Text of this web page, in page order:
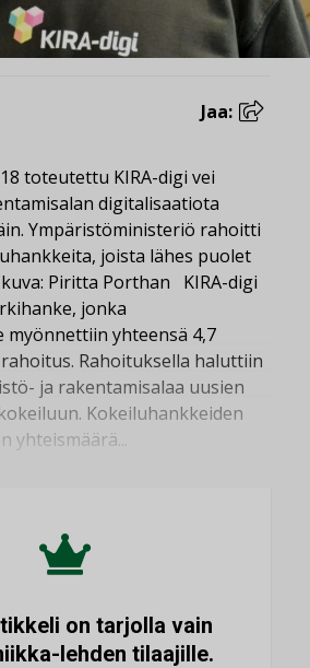
Jaa:
toteutettu KIRA-digi vei
digitalisaatiota
Ympäristöministeriö rahoitti
joista lähes puolet
Piritta Porthan KIRA-digi
jonka
myönnettiin yhteensä 4,7
Rahoituksella haluttiin
ja rakentamisalaa uusien
Kokeiluhankkeiden
yhteismäärä...
on tarjolla vain
lehden tilaajille.